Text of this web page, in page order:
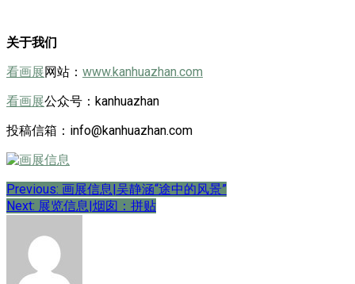
关于我们
看画展网站： www.kanhuazhan.com
看画展公众号：kanhuazhan
投稿信箱：info@kanhuazhan.com
文
章
Previous: 画展信息|吴静涵“途中的风景”
Next: 展览信息|烟囱：拼贴